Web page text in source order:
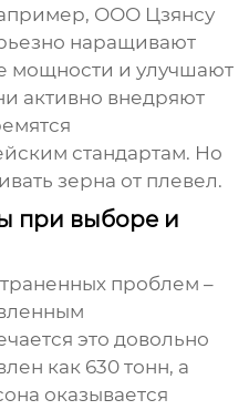
ООО Цзянсу
наращивают
мощности и улучшают
активно внедряют
стандартам. Но
зерна от плевел.
при выборе и
проблем –
это довольно
как 630 тонн, а
оказывается